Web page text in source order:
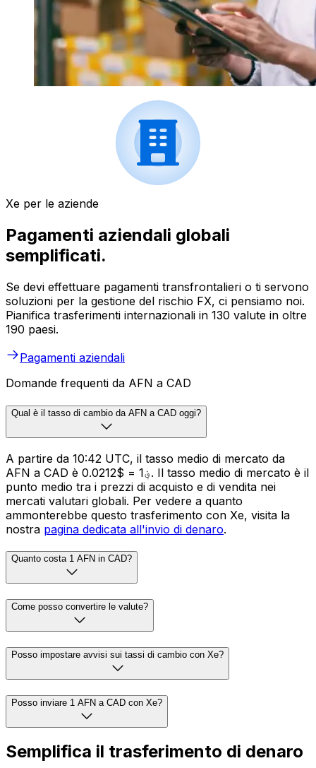
Xe per le aziende
Pagamenti aziendali globali
semplificati.
Se devi effettuare pagamenti transfrontalieri o ti servono
soluzioni per la gestione del rischio FX, ci pensiamo noi.
Pianifica trasferimenti internazionali in 130 valute in oltre
190 paesi.
Pagamenti aziendali
Domande frequenti da AFN a CAD
Qual è il tasso di cambio da AFN a CAD oggi?
A partire da 10:42 UTC, il tasso medio di mercato da
AFN a CAD è ؋1 = $0.0212. Il tasso medio di mercato è il
punto medio tra i prezzi di acquisto e di vendita nei
mercati valutari globali. Per vedere a quanto
ammonterebbe questo trasferimento con Xe, visita la
nostra pagina dedicata all'invio di denaro.
Quanto costa 1 AFN in CAD?
Come posso convertire le valute?
Posso impostare avvisi sui tassi di cambio con Xe?
Posso inviare 1 AFN a CAD con Xe?
Semplifica il trasferimento di denaro